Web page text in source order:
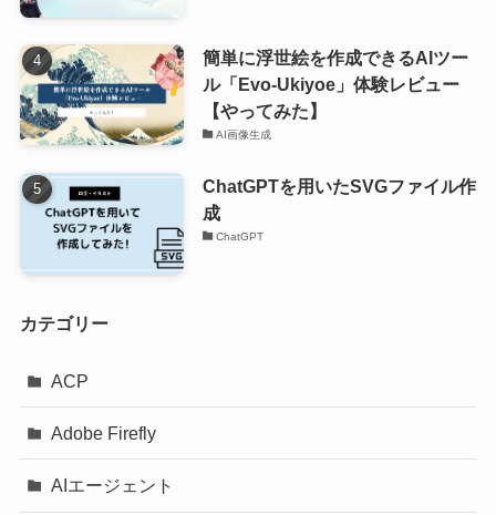
簡単に浮世絵を作成できるAIツー
ル「Evo-Ukiyoe」体験レビュー
【やってみた】
AI画像生成
ChatGPTを用いたSVGファイル作
成
ChatGPT
カテゴリー
ACP
Adobe Firefly
AIエージェント